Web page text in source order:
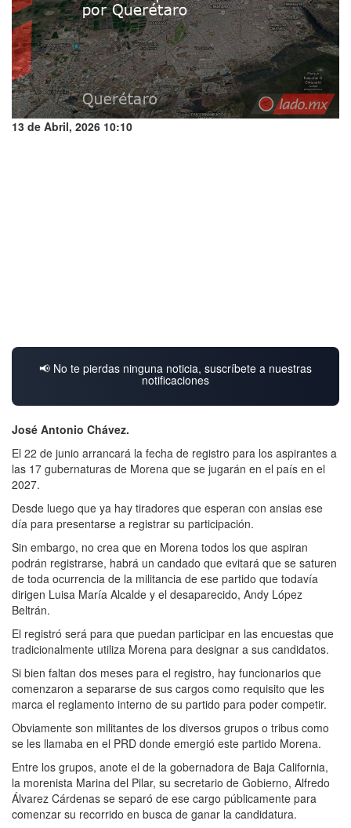
13 de Abril, 2026 10:10
📢 No te pierdas ninguna noticia, suscríbete a nuestras
notificaciones
José Antonio Chávez.
El 22 de junio arrancará la fecha de registro para los aspirantes a
las 17 gubernaturas de Morena que se jugarán en el país en el
2027.
Desde luego que ya hay tiradores que esperan con ansias ese
día para presentarse a registrar su participación.
Sin embargo, no crea que en Morena todos los que aspiran
podrán registrarse, habrá un candado que evitará que se saturen
de toda ocurrencia de la militancia de ese partido que todavía
dirigen Luisa María Alcalde y el desaparecido, Andy López
Beltrán.
El registró será para que puedan participar en las encuestas que
tradicionalmente utiliza Morena para designar a sus candidatos.
Si bien faltan dos meses para el registro, hay funcionarios que
comenzaron a separarse de sus cargos como requisito que les
marca el reglamento interno de su partido para poder competir.
Obviamente son militantes de los diversos grupos o tribus como
se les llamaba en el PRD donde emergió este partido Morena.
Entre los grupos, anote el de la gobernadora de Baja California,
la morenista Marina del Pilar, su secretario de Gobierno, Alfredo
Álvarez Cárdenas se separó de ese cargo públicamente para
comenzar su recorrido en busca de ganar la candidatura.